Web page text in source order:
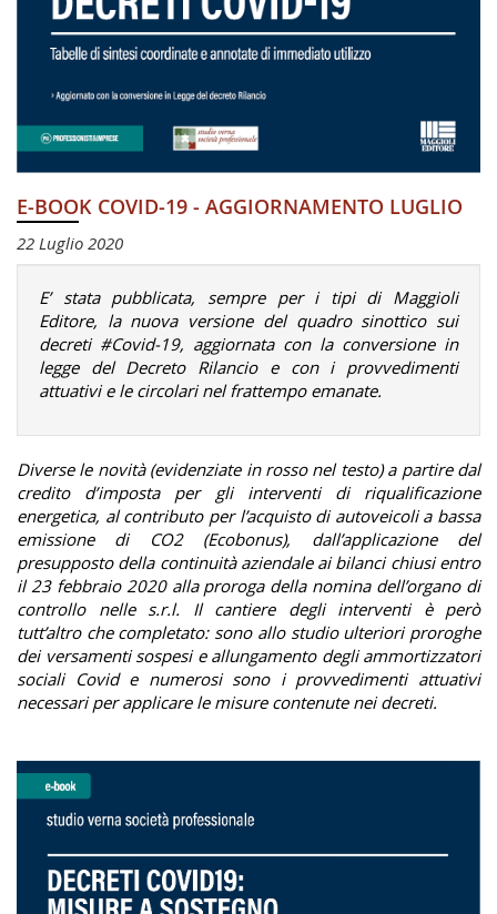
E-BOOK COVID-19 - AGGIORNAMENTO LUGLIO
22 Luglio 2020
E’ stata pubblicata, sempre per i tipi di Maggioli
Editore, la nuova versione del quadro sinottico sui
decreti #Covid-19, aggiornata con la conversione in
legge del Decreto Rilancio e con i provvedimenti
attuativi e le circolari nel frattempo emanate.
Diverse le novità (evidenziate in rosso nel testo) a partire dal
credito d’imposta per gli interventi di riqualificazione
energetica, al contributo per l’acquisto di autoveicoli a bassa
emissione di CO2 (Ecobonus), dall’applicazione del
presupposto della continuità aziendale ai bilanci chiusi entro
il 23 febbraio 2020 alla proroga della nomina dell’organo di
controllo nelle s.r.l. Il cantiere degli interventi è però
tutt’altro che completato: sono allo studio ulteriori proroghe
dei versamenti sospesi e allungamento degli ammortizzatori
sociali Covid e numerosi sono i provvedimenti attuativi
necessari per applicare le misure contenute nei decreti.